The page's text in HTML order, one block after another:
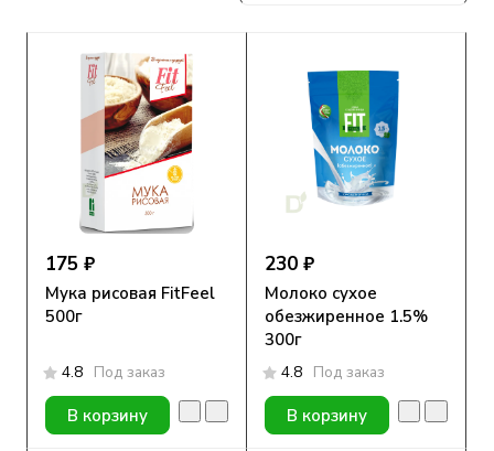
175 ₽
Мука рисовая FitFeel
500г
4.8 Под заказ
В корзину
230 ₽
Молоко сухое
обезжиренное 1.5%
300г
4.8 Под заказ
В корзину